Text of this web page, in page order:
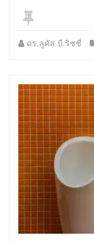
ดร.ลูคัส บี.ริชชี่